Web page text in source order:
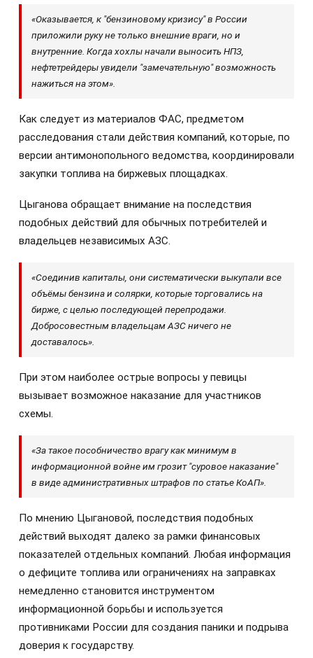
«Оказывается, к "бензиновому кризису" в России
приложили руку не только внешние враги, но и
внутренние. Когда хохлы начали выносить НПЗ,
нефтетрейдеры увидели "замечательную" возможность
нажиться на этом».
Как следует из материалов ФАС, предметом
расследования стали действия компаний, которые, по
версии антимонопольного ведомства, координировали
закупки топлива на биржевых площадках.
Цыганова обращает внимание на последствия
подобных действий для обычных потребителей и
владельцев независимых АЗС.
«Соединив капиталы, они систематически выкупали все
объёмы бензина и солярки, которые торговались на
бирже, с целью последующей перепродажи.
Добросовестным владельцам АЗС ничего не
доставалось».
При этом наиболее острые вопросы у певицы
вызывает возможное наказание для участников
схемы.
«За такое пособничество врагу как минимум в
информационной войне им грозит "суровое наказание"
в виде административных штрафов по статье КоАП».
По мнению Цыгановой, последствия подобных
действий выходят далеко за рамки финансовых
показателей отдельных компаний. Любая информация
о дефиците топлива или ограничениях на заправках
немедленно становится инструментом
информационной борьбы и используется
противниками России для создания паники и подрыва
доверия к государству.